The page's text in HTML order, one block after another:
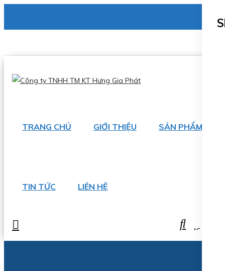
Hotline:0938 336 079
TRANG CHỦ GIỚI THIỆU SẢN PHẨM
TIN TỨC LIÊN HỆ